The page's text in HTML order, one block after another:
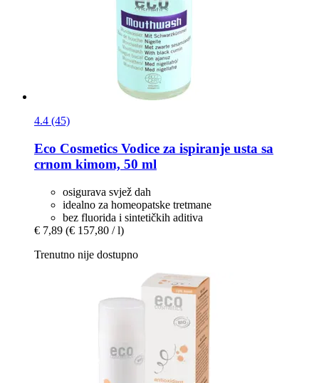
4.4 (45)
Eco Cosmetics Vodice za ispiranje usta sa
crnom kimom, 50 ml
osigurava svjež dah
idealno za homeopatske tretmane
bez fluorida i sintetičkih aditiva
€ 7,89 (€ 157,80 / l)
Trenutno nije dostupno